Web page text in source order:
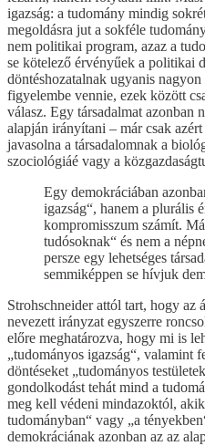
igazság: a tudomány mindig
megoldásra jut a sokféle
nem politikai program, azaz a
se kötelező érvényűek a politikai
döntéshozatalnak ugyanis
figyelembe vennie, ezek között
válasz. Egy társadalmat azonban
alapján irányítani – már csak
javasolna a társadalomnak a
szociológiáé vagy a
Egy demokráciában
igazság“, hanem a plurális
kompromisszum számít.
tudósoknak“ és nem a
persze egy lehetséges
semmiképpen se hívjuk
Strohschneider attól tart, hogy az
nevezett irányzat egyszerre
előre meghatározva, hogy mi is
„tudományos igazság“, valamint
döntéseket „tudományos
gondolkodást tehát mind a
meg kell védeni mindazoktól,
tudományban“ vagy „a
demokráciának azonban az az